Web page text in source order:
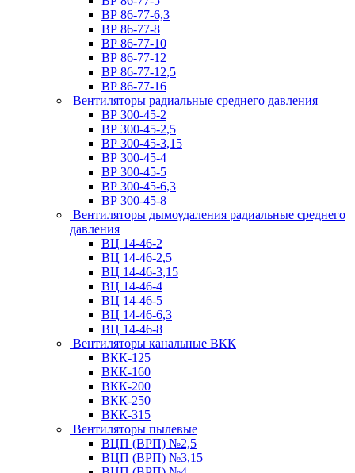
ВР 86-77-6,3
ВР 86-77-8
ВР 86-77-10
ВР 86-77-12
ВР 86-77-12,5
ВР 86-77-16
Вентиляторы радиальные среднего давления
ВР 300-45-2
ВР 300-45-2,5
ВР 300-45-3,15
ВР 300-45-4
ВР 300-45-5
ВР 300-45-6,3
ВР 300-45-8
Вентиляторы дымоудаления радиальные среднего
давления
ВЦ 14-46-2
ВЦ 14-46-2,5
ВЦ 14-46-3,15
ВЦ 14-46-4
ВЦ 14-46-5
ВЦ 14-46-6,3
ВЦ 14-46-8
Вентиляторы канальные ВКК
ВКК-125
ВКК-160
ВКК-200
ВКК-250
ВКК-315
Вентиляторы пылевые
ВЦП (ВРП) №2,5
ВЦП (ВРП) №3,15